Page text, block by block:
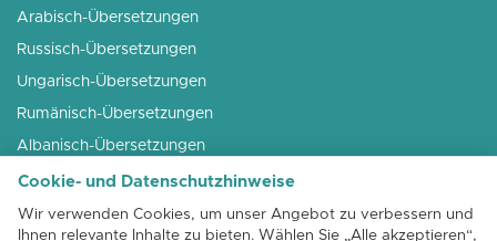
Arabisch-Übersetzungen
Russisch-Übersetzungen
Ungarisch-Übersetzungen
Rumänisch-Übersetzungen
Albanisch-Übersetzungen
Französisch-Übersetzungen
Slowenisch-Übersetzungen
Cookie- und Datenschutzhinweise
Wir verwenden Cookies, um unser Angebot zu verbessern und
Ihnen relevante Inhalte zu bieten. Wählen Sie „Alle akzeptieren“,